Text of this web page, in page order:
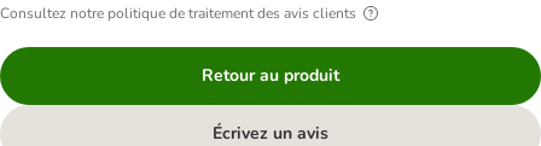
Consultez notre politique de traitement des avis clients
Retour au produit
Écrivez un avis